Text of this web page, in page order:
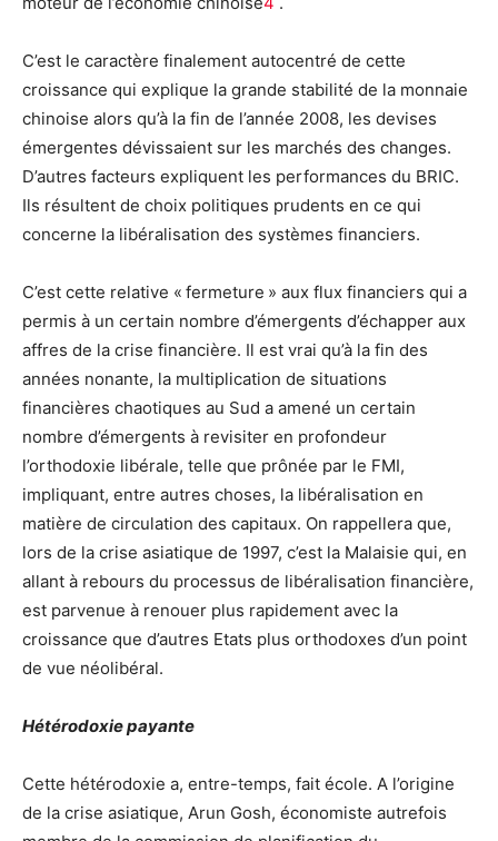
C’est le caractère finalement autocentré de cette
croissance qui explique la grande stabilité de la monnaie
chinoise alors qu’à la fin de l’année 2008, les devises
émergentes dévissaient sur les marchés des changes.
D’autres facteurs expliquent les performances du BRIC.
Ils résultent de choix politiques prudents en ce qui
concerne la libéralisation des systèmes financiers.
C’est cette relative « fermeture » aux flux financiers qui a
permis à un certain nombre d’émergents d’échapper aux
affres de la crise financière. Il est vrai qu’à la fin des
années nonante, la multiplication de situations
financières chaotiques au Sud a amené un certain
nombre d’émergents à revisiter en profondeur
l’orthodoxie libérale, telle que prônée par le FMI,
impliquant, entre autres choses, la libéralisation en
matière de circulation des capitaux. On rappellera que,
lors de la crise asiatique de 1997, c’est la Malaisie qui, en
allant à rebours du processus de libéralisation financière,
est parvenue à renouer plus rapidement avec la
croissance que d’autres Etats plus orthodoxes d’un point
de vue néolibéral.
Hétérodoxie payante
Cette hétérodoxie a, entre-temps, fait école. A l’origine
de la crise asiatique, Arun Gosh, économiste autrefois